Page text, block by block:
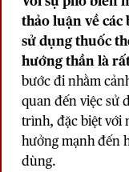
thảo luận về các
sử dụng thuốc
hướng thần là
bước đi nhằm
quan đến việc sử
trình, đặc biệt với
hưởng mạnh đến
dùng.